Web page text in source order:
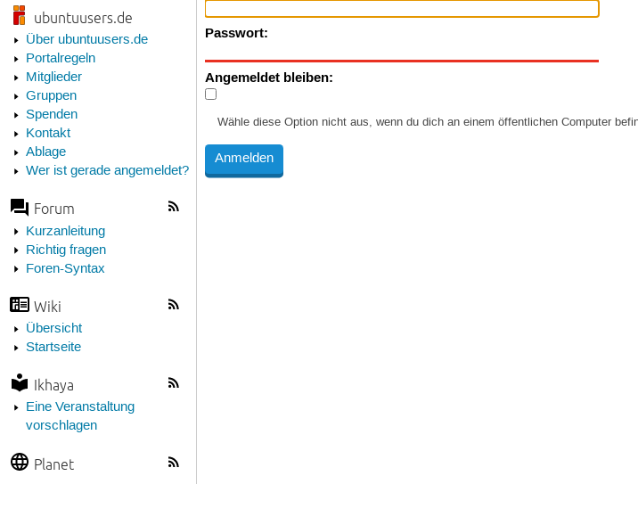
ubuntuusers.de
Über ubuntuusers.de
Portalregeln
Mitglieder
Gruppen
Spenden
Kontakt
Ablage
Wer ist gerade angemeldet?
Forum
Kurzanleitung
Richtig fragen
Foren-Syntax
Wiki
Übersicht
Startseite
Ikhaya
Eine Veranstaltung
vorschlagen
Planet
Passwort:
Angemeldet bleiben:
Wähle diese Option nicht aus, wenn du dich an einem öffentlichen Computer